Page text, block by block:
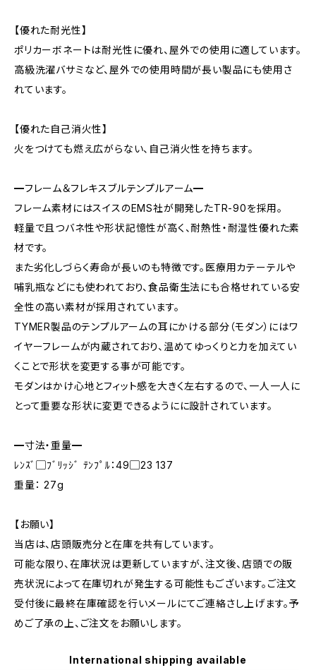
【優れた耐光性】
ポリカーボネートは耐光性に優れ、屋外での使用に適しています。
高級洗濯バサミなど、屋外での使用時間が長い製品にも使用さ
れています。
【優れた自己消火性】
火をつけても燃え広がらない、自己消火性を持ちます。
━フレーム＆フレキスブルテンプルアーム━
フレーム素材にはスイスのEMS社が開発したTR-90を採用。
軽量で且つバネ性や形状記憶性が高く、耐熱性・耐湿性優れた素
材です。
また劣化しづらく寿命が長いのも特徴です。医療用カテーテルや
哺乳瓶などにも使われており、食品衛生法にも合格せれている安
全性の高い素材が採用されています。
TYMER製品のテンプルアームの耳にかける部分（モダン）にはワ
イヤーフレームが内蔵されており、温めてゆっくりと力を加えてい
くことで形状を変更する事が可能です。
モダンはかけ心地とフィット感を大きく左右するので、一人一人に
とって重要な形状に変更できるようにに設計されています。
━寸法・重量━
ﾚﾝｽﾞ▢ﾌﾞﾘｯｼﾞ ﾃﾝﾌﾟﾙ：49▢23 137
重量： 27g
【お願い】
当店は、店頭販売分と在庫を共有しています。
可能な限り、在庫状況は更新していますが、注文後、店頭での販
売状況によって在庫切れが発生する可能性もございます。ご注文
受付後に最終在庫確認を行いメールにてご連絡さし上げます。予
めご了承の上、ご注文をお願いします。
International shipping available